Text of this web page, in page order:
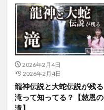
2026年2月4日
2026年2月4日
龍神伝説と大蛇伝説が残る
滝って知ってる？【慈恩の
滝】